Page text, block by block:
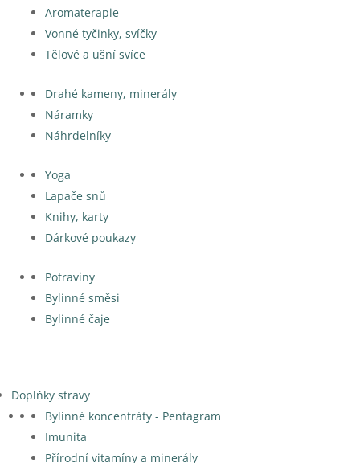
Aromaterapie
Vonné tyčinky, svíčky
Tělové a ušní svíce
Drahé kameny, minerály
Náramky
Náhrdelníky
Yoga
Lapače snů
Knihy, karty
Dárkové poukazy
Potraviny
Bylinné směsi
Bylinné čaje
Doplňky stravy
Bylinné koncentráty - Pentagram
Imunita
Přírodní vitamíny a minerály